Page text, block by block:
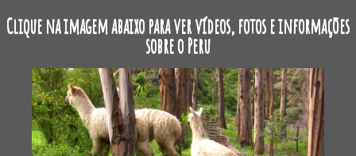
Clique na imagem abaixo para ver vídeos, fotos e informações
sobre o Peru